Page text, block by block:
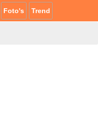
Foto's Trend